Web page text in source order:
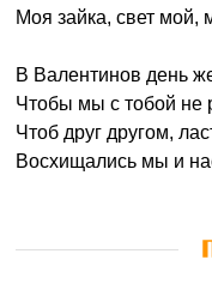
Моя зайка, свет мой,
В Валентинов день
Чтобы мы с тобой не
Чтоб друг другом,
Восхищались мы и